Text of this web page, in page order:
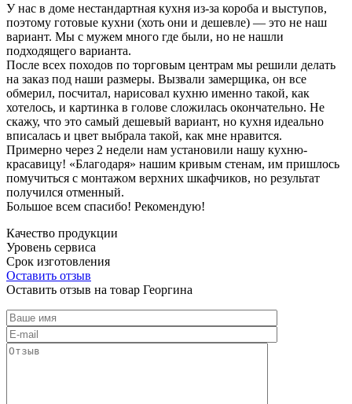
У нас в доме нестандартная кухня из-за короба и выступов,
поэтому готовые кухни (хоть они и дешевле) — это не наш
вариант. Мы с мужем много где были, но не нашли
подходящего варианта.
После всех походов по торговым центрам мы решили делать
на заказ под наши размеры. Вызвали замерщика, он все
обмерил, посчитал, нарисовал кухню именно такой, как
хотелось, и картинка в голове сложилась окончательно. Не
скажу, что это самый дешевый вариант, но кухня идеально
вписалась и цвет выбрала такой, как мне нравится.
Примерно через 2 недели нам установили нашу кухню-
красавицу! «Благодаря» нашим кривым стенам, им пришлось
помучиться с монтажом верхних шкафчиков, но результат
получился отменный.
Большое всем спасибо! Рекомендую!
Качество продукции
Уровень сервиса
Срок изготовления
Оставить отзыв
Оставить отзыв на товар Георгина